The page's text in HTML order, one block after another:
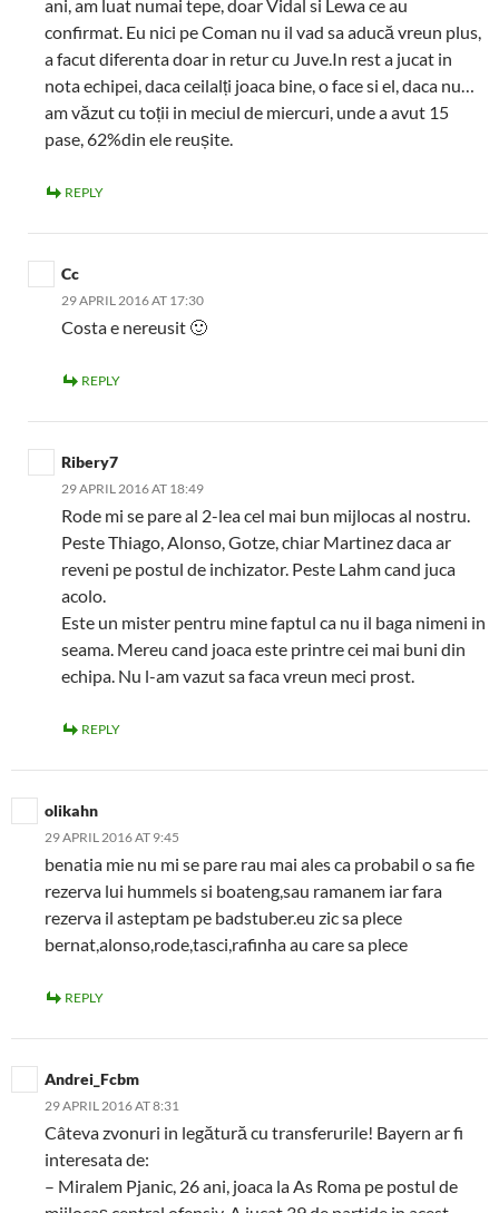
ani, am luat numai tepe, doar Vidal si Lewa ce au
confirmat. Eu nici pe Coman nu il vad sa aducă vreun plus,
a facut diferenta doar in retur cu Juve.In rest a jucat in
nota echipei, daca ceilalți joaca bine, o face si el, daca nu…
am văzut cu toții in meciul de miercuri, unde a avut 15
pase, 62%din ele reușite.
REPLY
Cc
29 APRIL 2016 AT 17:30
Costa e nereusit 🙂
REPLY
Ribery7
29 APRIL 2016 AT 18:49
Rode mi se pare al 2-lea cel mai bun mijlocas al nostru.
Peste Thiago, Alonso, Gotze, chiar Martinez daca ar
reveni pe postul de inchizator. Peste Lahm cand juca
acolo.
Este un mister pentru mine faptul ca nu il baga nimeni in
seama. Mereu cand joaca este printre cei mai buni din
echipa. Nu l-am vazut sa faca vreun meci prost.
REPLY
olikahn
29 APRIL 2016 AT 9:45
benatia mie nu mi se pare rau mai ales ca probabil o sa fie
rezerva lui hummels si boateng,sau ramanem iar fara
rezerva il asteptam pe badstuber.eu zic sa plece
bernat,alonso,rode,tasci,rafinha au care sa plece
REPLY
Andrei_Fcbm
29 APRIL 2016 AT 8:31
Câteva zvonuri in legătură cu transferurile! Bayern ar fi
interesata de:
– Miralem Pjanic, 26 ani, joaca la As Roma pe postul de